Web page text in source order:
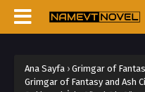
Ana Sayfa › Grimgar of
Grimgar of Fantasy and Ash